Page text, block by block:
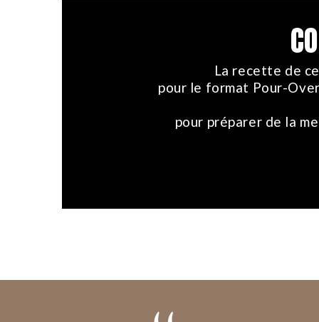
La recette de
pour le format Pour-
pour préparer de la